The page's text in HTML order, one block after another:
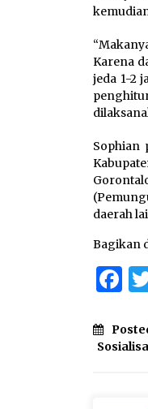
Karena
jeda 1-2
Sophian
daerah
Bagikan